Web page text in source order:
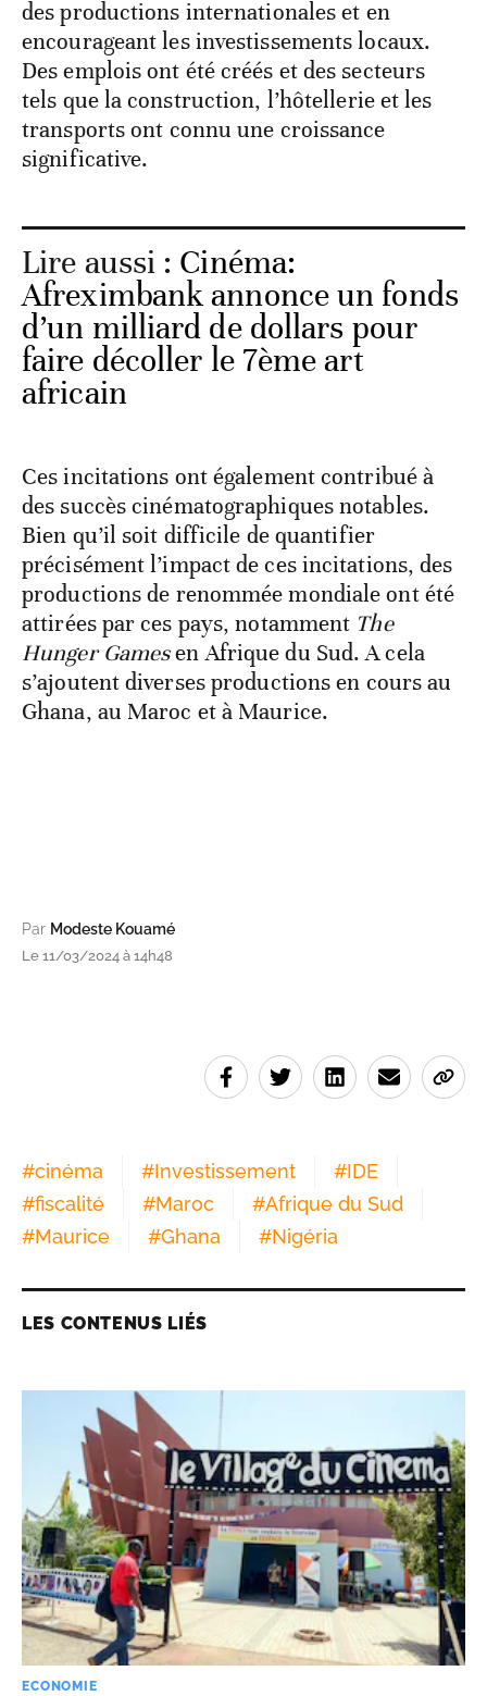
des productions internationales et en
encourageant les investissements locaux.
Des emplois ont été créés et des secteurs
tels que la construction, l’hôtellerie et les
transports ont connu une croissance
significative.
Lire aussi : Cinéma:
Afreximbank annonce un fonds
d’un milliard de dollars pour
faire décoller le 7ème art
africain
Ces incitations ont également contribué à
des succès cinématographiques notables.
Bien qu’il soit difficile de quantifier
précisément l’impact de ces incitations, des
productions de renommée mondiale ont été
attirées par ces pays, notamment The
Hunger Gamesen Afrique du Sud. A cela
s’ajoutent diverses productions en cours au
Ghana, au Maroc et à Maurice.
Par Modeste Kouamé
Le 11/03/2024 à 14h48
#cinéma #Investissement #IDE
#fiscalité #Maroc #Afrique du Sud
#Maurice #Ghana #Nigéria
LES CONTENUS LIÉS
ECONOMIE